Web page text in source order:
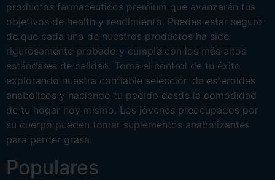
productos farmacéuticos premium que avanzarán tus
objetivos de health y rendimiento. Puedes estar seguro
de que cada uno de nuestros productos ha sido
rigurosamente probado y cumple con los más altos
estándares de calidad. Toma el control de tu éxito
explorando nuestra confiable selección de esteroides
anabólicos y haciendo tu pedido desde la comodidad
de tu hogar hoy mismo. Los jóvenes preocupados por
su cuerpo pueden tomar suplementos anabolizantes
para perder grasa.
Populares